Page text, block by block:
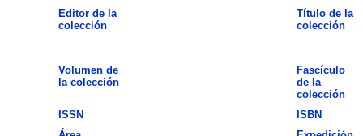
Editor de la
colección
Título de la
colección
Volumen de
la colección
Fascículo
de la
colección
ISSN
ISBN